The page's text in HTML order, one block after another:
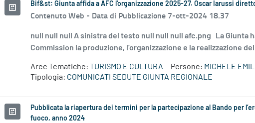
Bif&st: Giunta affida a AFC l'organizzazione 2025-27. Oscar Iarussi
Contenuto Web - Data di Pubblicazione 7-ott-2024 18.37
null null null A sinistra del testo null null null afc.png La Giunta
Commission la produzione, l’organizzazione e la realizzazione
Aree Tematiche: TURISMO E CULTURA Persone: MICHELE
Tipologia: COMUNICATI SEDUTE GIUNTA REGIONALE
Pubblicata la riapertura dei termini per la partecipazione al Bando per
fuoco, anno 2024